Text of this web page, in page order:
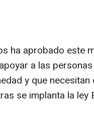
ha aprobado este
a las
y que
se implanta la ley